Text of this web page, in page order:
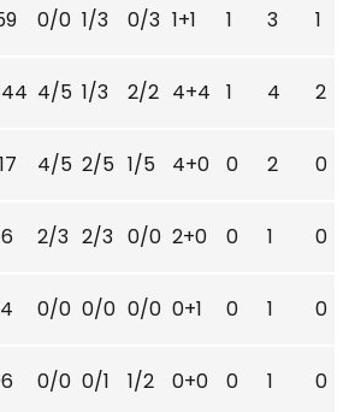
0/0 1/3 0/3 1+1 1 3 1
4/5 1/3 2/2 4+4 1 4 2
4/5 2/5 1/5 4+0 0 2 0
2/3 2/3 0/0 2+0 0 1 0
0/0 0/0 0/0 0+1 0 1 0
0/0 0/1 1/2 0+0 0 1 0